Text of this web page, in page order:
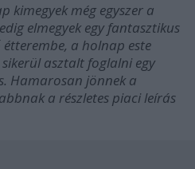
kimegyek még egyszer a
elmegyek egy fantasztikus
a holnap este
asztalt foglalni egy
Hamarosan jönnek a
a részletes piaci leírás